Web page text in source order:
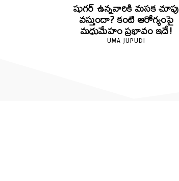
షుగర్ ఉన్నవారికి మసక చూపు
వస్తుందా? కంటి ఆరోగ్యంపై
మధుమేహం ప్రభావం ఇదే!
UMA JUPUDI